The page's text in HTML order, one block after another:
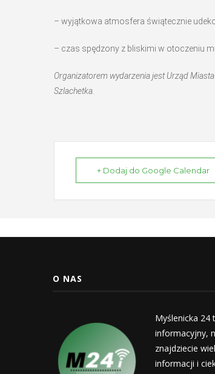
– wyjątkowa atmosfera świątecznie
– czas spędzony z bliskimi w otoczeniu
Organizatorem wydarzenia jest Urząd
Szlachetka.
+ Dodaj do Google Calendar
O NAS
Myślenicka 24
informacyjny,
znajdziecie
informacji i